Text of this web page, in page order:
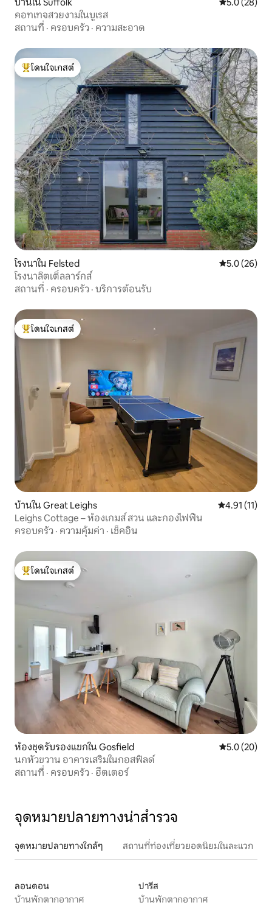
คอทเทจสวยงามในบูเรส
สถานที่ · ครอบครัว · ความสะอาด
โดนใจเกสต์ที่สุด
โดนใจเกสต์
โรงนาใน Felsted คะแนนเฉลี่ย
5.0 (26)
โรงนาลิตเติ้ลลาร์กส์
สถานที่ · ครอบครัว · บริการต้อนรับ
โดนใจเกสต์ที่สุด
โดนใจเกสต์
บ้านใน Great Leighs คะแนนเฉลี่ย
4.91 (11)
Leighs Cottage – ห้องเกมส์ สวน และกองไฟฟืน
ครอบครัว · ความคุ้มค่า · เช็คอิน
โดนใจเกสต์ที่สุด
โดนใจเกสต์
ห้องชุดรับรองแขกใน Gosfield คะแนนเฉลี่ย
5.0 (20)
นกหัวขวาน อาคารเสริมในกอสฟิลด์
สถานที่ · ครอบครัว · ฮีตเตอร์
จุดหมายปลายทางน่าสำรวจ
จุดหมายปลายทางใกล้ๆ สถานที่ท่องเที่ยวยอดนิยมในละแวก
ลอนดอน
บ้านพักตากอากาศ
ปารีส
บ้านพักตากอากาศ